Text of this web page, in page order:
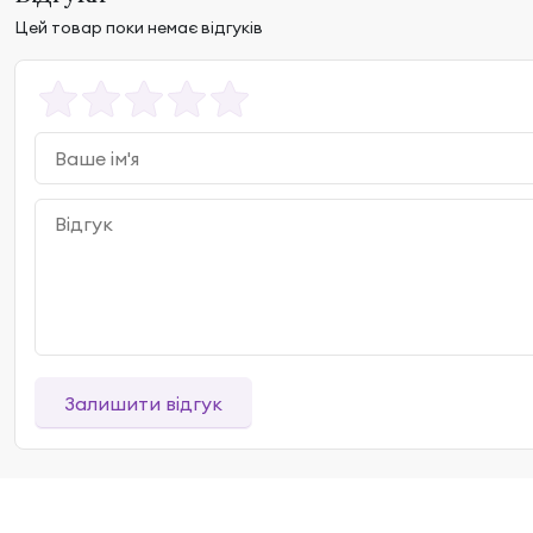
Цей товар поки немає відгуків
Залишити відгук